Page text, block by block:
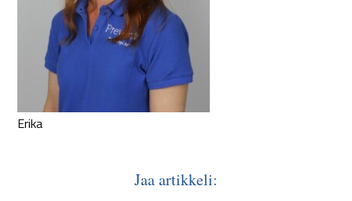
Erika
Jaa artikkeli: